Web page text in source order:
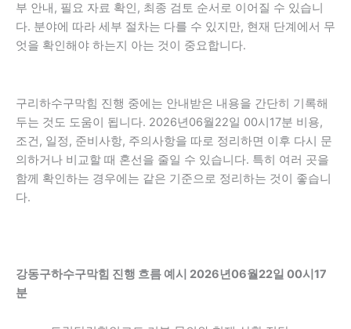
부 안내, 필요 자료 확인, 최종 검토 순서로 이어질 수 있습니
다. 분야에 따라 세부 절차는 다를 수 있지만, 현재 단계에서 무
엇을 확인해야 하는지 아는 것이 중요합니다.
구리하수구막힘 진행 중에는 안내받은 내용을 간단히 기록해
두는 것도 도움이 됩니다. 2026년06월22일 00시17분 비용,
조건, 일정, 준비사항, 주의사항을 따로 정리하면 이후 다시 문
의하거나 비교할 때 혼선을 줄일 수 있습니다. 특히 여러 곳을
함께 확인하는 경우에는 같은 기준으로 정리하는 것이 좋습니
다.
강동구하수구막힘 진행 흐름 예시 2026년06월22일 00시17
분